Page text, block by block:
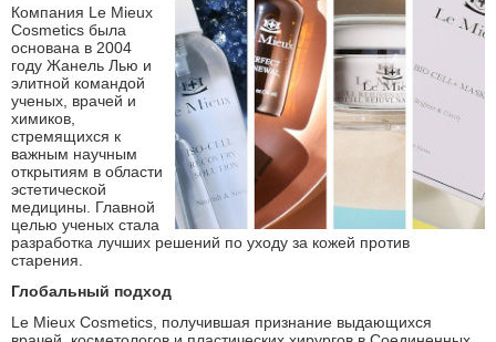
Компания Le Mieux
Cosmetics была
основана в 2004
году Жанель Лью и
элитной командой
ученых, врачей и
химиков,
стремящихся к
важным научным
открытиям в области
эстетической
медицины. Главной
целью ученых стала
разработка лучших решений по уходу за кожей против
старения.
Глобальный подход
Le Mieux Cosmetics, получившая признание выдающихся